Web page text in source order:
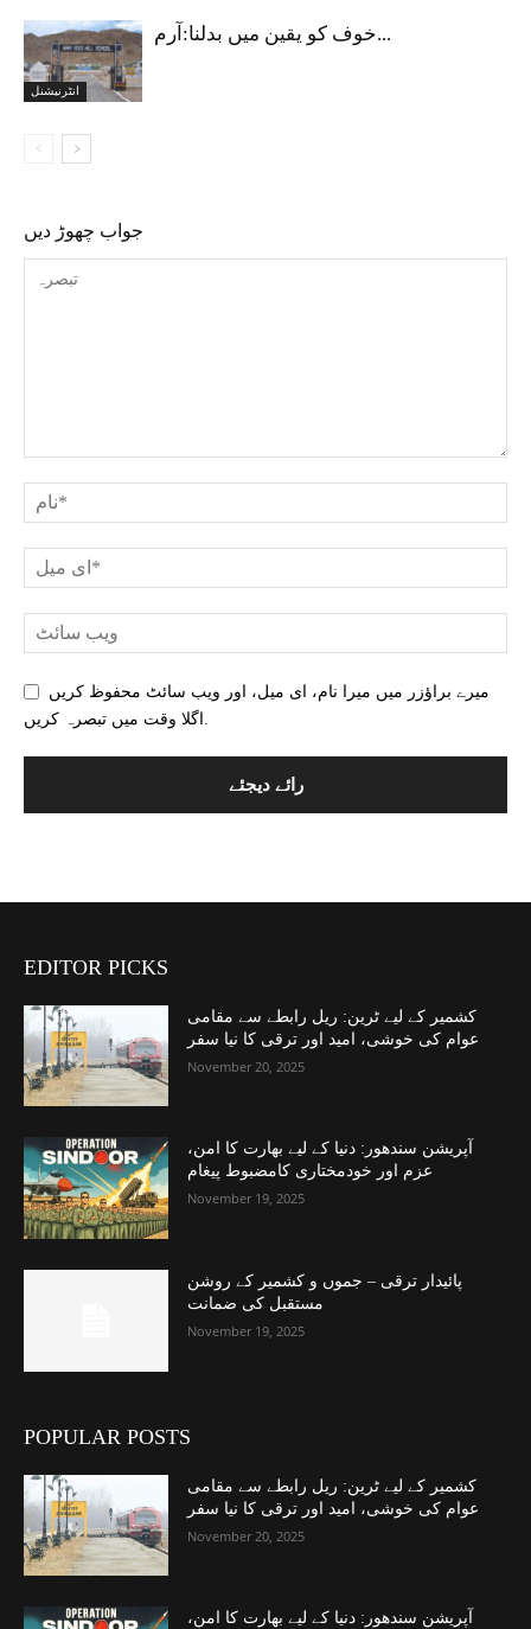
انٹرنیشنل
خوف کو یقین میں بدلنا:آرم...
جواب چھوڑ دیں
میرے براؤزر میں میرا نام، ای میل، اور ویب سائٹ محفوظ کریں
EDITOR PICKS
کشمیر کے لیے ٹرین: ریل رابطے سے مقامی
عوام کی خوشی، امید اور ترقی کا نیا سفر
November 20, 2025
آپریشن سندھور: دنیا کے لیے بھارت کا امن،
عزم اور خودمختاری کامضبوط پیغام
November 19, 2025
پائیدار ترقی – جموں و کشمیر کے روشن
مستقبل کی ضمانت
November 19, 2025
POPULAR POSTS
کشمیر کے لیے ٹرین: ریل رابطے سے مقامی
عوام کی خوشی، امید اور ترقی کا نیا سفر
November 20, 2025
آپریشن سندھور: دنیا کے لیے بھارت کا امن،